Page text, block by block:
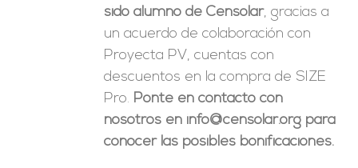
sido alumno de Censolar, gracias a
un acuerdo de colaboración con
Proyecta PV, cuentas con
descuentos en la compra de SIZE
Pro. Ponte en contacto con
nosotros en info@censolar.org para
conocer las posibles bonificaciones.